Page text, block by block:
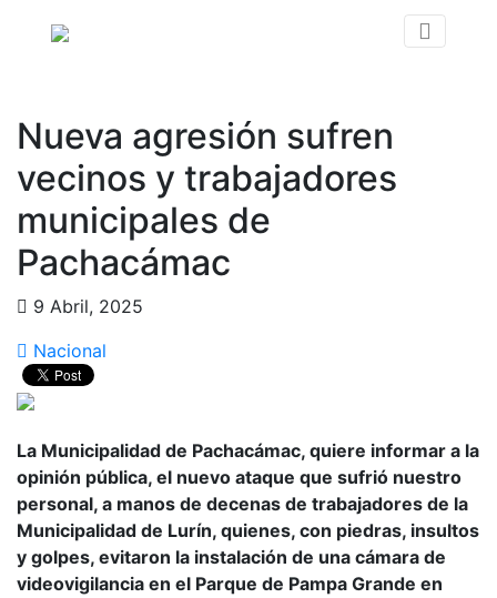
Nueva agresión sufren
vecinos y trabajadores
municipales de
Pachacámac
9 Abril, 2025
Nacional
La Municipalidad de Pachacámac, quiere informar a la
opinión pública, el nuevo ataque que sufrió nuestro
personal, a manos de decenas de trabajadores de la
Municipalidad de Lurín, quienes, con piedras, insultos
y golpes, evitaron la instalación de una cámara de
videovigilancia en el Parque de Pampa Grande en